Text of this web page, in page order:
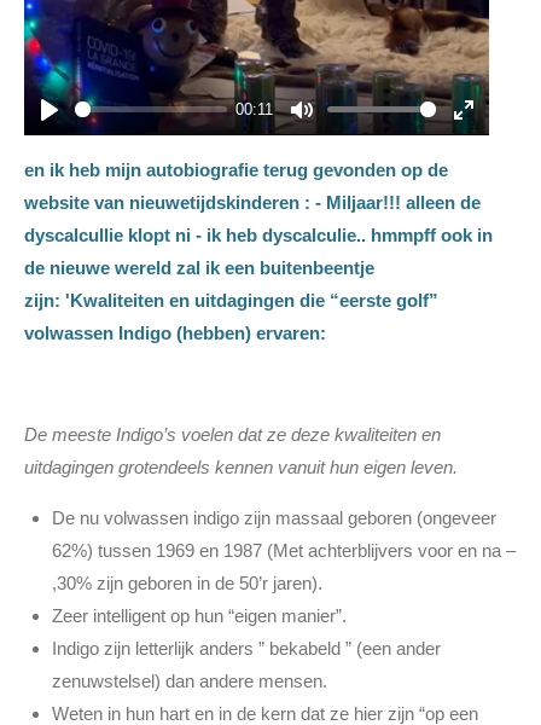
P
l
a
00:11
M
u
t
E
t
e
e
n
en ik heb mijn autobiografie terug gevonden op de
website van nieuwetijdskinderen : - Miljaar!!! alleen de
dyscalcullie klopt ni - ik heb dyscalculie.. hmmpff ook in
de nieuwe wereld zal ik een buitenbeentje
zijn: 'Kwaliteiten en uitdagingen die “eerste golf”
volwassen Indigo (hebben) ervaren:
De meeste Indigo’s voelen dat ze deze kwaliteiten en
uitdagingen grotendeels kennen vanuit hun eigen leven.
De nu volwassen indigo zijn massaal geboren (ongeveer
62%) tussen 1969 en 1987 (Met achterblijvers voor en na –
,30% zijn geboren in de 50’r jaren).
Zeer intelligent op hun “eigen manier”.
Indigo zijn letterlijk anders ” bekabeld ” (een ander
zenuwstelsel) dan andere mensen.
Weten in hun hart en in de kern dat ze hier zijn “op een